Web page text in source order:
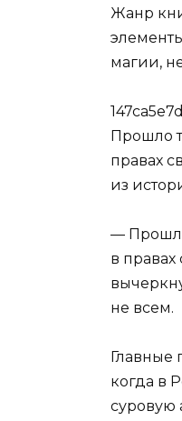
Жанр
магии,
Прошло
правах
из
—
в правах
не всем.
Главные
когда в
суровую